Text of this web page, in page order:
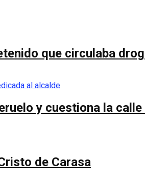
que circulaba
y cuestiona la
de Carasa